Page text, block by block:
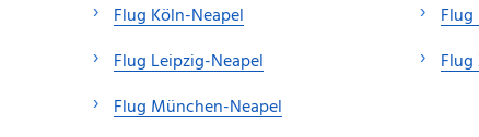
Flug Köln-Neapel
Flug Leipzig-Neapel
Flug München-Neapel